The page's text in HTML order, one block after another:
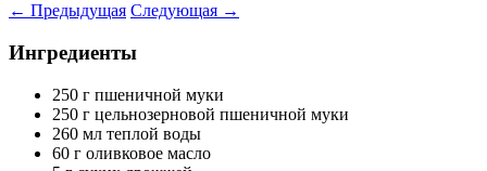
← Предыдущая Следующая →
Ингредиенты
250 г пшеничной муки
250 г цельнозерновой пшеничной муки
260 мл теплой воды
60 г оливковое масло